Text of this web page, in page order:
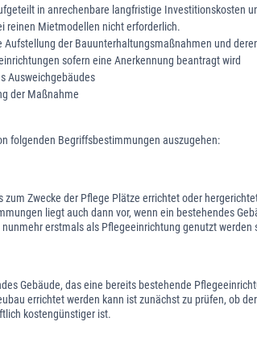
in anrechenbare langfristige Investitionskosten
reinen Mietmodellen nicht erforderlich.
der Bauunterhaltungsmaßnahmen und
sofern eine Anerkennung beantragt wird
Ausweichgebäudes
der Maßnahme
folgenden Begriffsbestimmungen auszugehen:
zum Zwecke der Pflege Plätze errichtet oder
liegt auch dann vor, wenn ein bestehendes
erstmals als Pflegeeinrichtung genutzt werden
Gebäude, das eine bereits bestehende
errichtet werden kann ist zunächst zu prüfen, ob
kostengünstiger ist.